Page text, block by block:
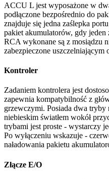
ACCU L jest wyposażone w
podłączone bezpośrednio do
znajduje się jedna zaślepka
pakiet akumulatorów, gdy
RCA wykonane są z mosiądzu
zabezpieczone uszczelniającym
Kontroler
Zadaniem kontrolera jest
zapewnia kompatybilność z
grzewczymi. Posiada dwa
niebieskim światłem wokół
trybami jest proste - wystarczy
Po wyłączeniu wskazuje -
naładowania pakietu
Złącze E/O